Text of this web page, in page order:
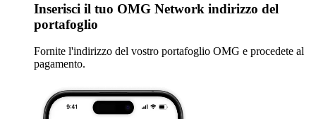
Inserisci il tuo OMG Network indirizzo del
portafoglio
Fornite l'indirizzo del vostro portafoglio OMG e procedete al
pagamento.